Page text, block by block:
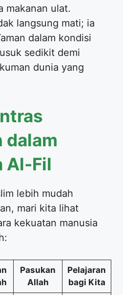
makanan ulat.
langsung mati; ia
dalam kondisi
sedikit demi
dunia yang
dalam
Al-Fil
lebih mudah
mari kita lihat
kekuatan manusia
Pasukan
Allah
Pelajaran
bagi Kita